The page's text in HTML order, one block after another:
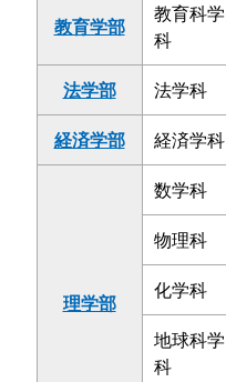
教育学部
教育科学
科
法学部 法学科
経済学部 経済学科
理学部
数学科
物理科
化学科
地球科学
科